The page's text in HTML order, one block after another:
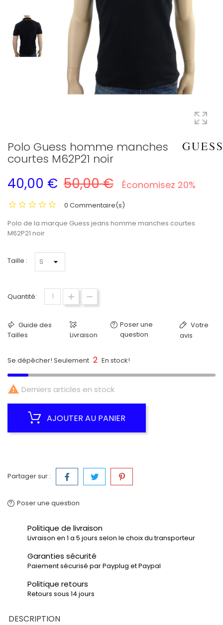
Polo Guess homme manches
courtes M62P21 noir
40,00 € 50,00 € Économisez 20%
0 Commentaire(s)
Polo de la marque Guess jeans homme manches courtes
M62P21 noir
Taille :
Quantité:
Guide des
Tailles
Livraison
Poser une
question
Votre
avis
Se dépêcher! Seulement 2 En stock!
 Derniers articles en stock
AJOUTER AU PANIER
Partager sur :
Poser une question
Politique de livraison
Livraison en 1 a 5 jours selon le choix du transporteur
Garanties sécurité
Paiement sécurisé par Payplug et Paypal
Politique retours
Retours sous 14 jours
DESCRIPTION